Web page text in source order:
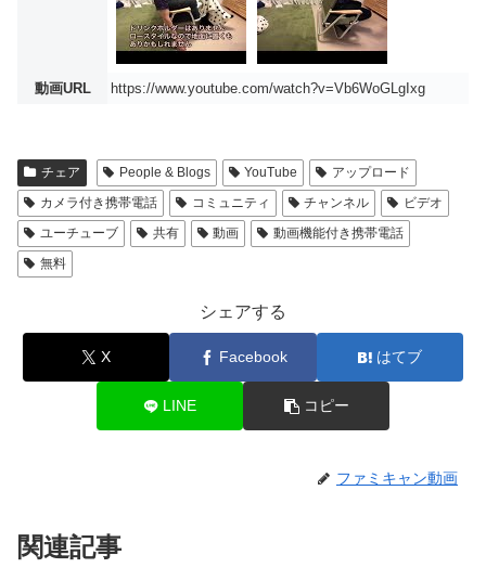
動画URL https://www.youtube.com/watch?v=Vb6WoGLgIxg
チェア People & Blogs YouTube
アップロード
カメラ付き携帯電話
コミュニティ チャンネル
ビデオ
ユーチューブ
共有 動画
動画機能付き携帯電話
無料
シェアする
X Facebook はてブ
LINE コピー
ファミキャン動画
関連記事